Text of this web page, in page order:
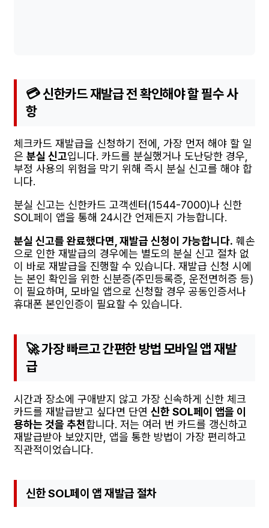
💳 신한카드 재발급 전 확인해야 할 필수 사
항
체크카드 재발급을 신청하기 전에, 가장 먼저 해야 할 일
은 분실 신고입니다. 카드를 분실했거나 도난당한 경우,
부정 사용의 위험을 막기 위해 즉시 분실 신고를 해야 합
니다.
분실 신고는 신한카드 고객센터(1544-7000)나 신한
SOL페이 앱을 통해 24시간 언제든지 가능합니다.
분실 신고를 완료했다면, 재발급 신청이 가능합니다. 훼손
으로 인한 재발급의 경우에는 별도의 분실 신고 절차 없
이 바로 재발급을 진행할 수 있습니다. 재발급 신청 시에
는 본인 확인을 위한 신분증(주민등록증, 운전면허증 등)
이 필요하며, 모바일 앱으로 신청할 경우 공동인증서나
휴대폰 본인인증이 필요할 수 있습니다.
🚀 가장 빠르고 간편한 방법 모바일 앱 재발
급
시간과 장소에 구애받지 않고 가장 신속하게 신한 체크
카드를 재발급받고 싶다면 단연 신한 SOL페이 앱을 이
용하는 것을 추천합니다. 저는 여러 번 카드를 갱신하고
재발급받아 보았지만, 앱을 통한 방법이 가장 편리하고
직관적이었습니다.
신한 SOL페이 앱 재발급 절차